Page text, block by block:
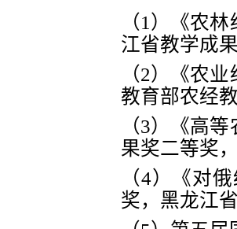
（1 ）《农林
江省教学成
（2）《农业
教育部农经
（3）《高等
果奖二等奖
（4）《对
奖，黑龙江